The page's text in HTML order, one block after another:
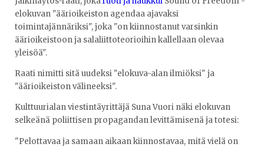
elokuvan "äärioikeiston agendaa ajavaksi
toimintajännäriksi", joka "on kiinnostanut varsinkin
äärioikeistoon ja salaliittoteorioihin kallellaan olevaa
yleisöä".
Raati nimitti sitä uudeksi "elokuva-alan ilmiöksi" ja
"äärioikeiston välineeksi".
Kulttuurialan viestintäyrittäjä Suna Vuori näki elokuvan
selkeänä poliittisen propagandan levittämisenä ja totesi:
"Pelottavaa ja samaan aikaan kiinnostavaa, mitä vielä on